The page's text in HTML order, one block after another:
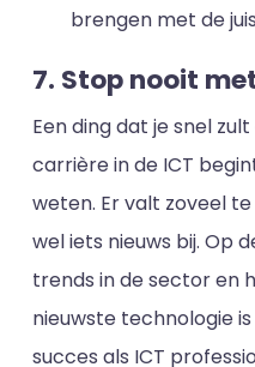
brengen met de
7. Stop nooit
Een ding dat je snel
carrière in de ICT
weten. Er valt zoveel
wel iets nieuws bij. Op
trends in de sector en
nieuwste technologie
succes als ICT